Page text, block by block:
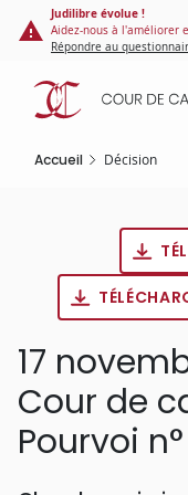
Panneau de gestion des
contenu
principal
Judilibre évolue !
Aidez-nous à l'améliorer
Répondre au
Accueil Décision
17
Cour de
Pourvoi